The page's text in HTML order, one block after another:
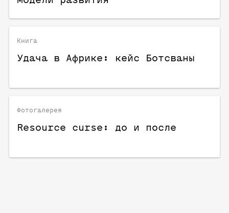
Книга
Удача в Африке: кейс Ботсваны
Фотогалерея
Resource curse: до и после